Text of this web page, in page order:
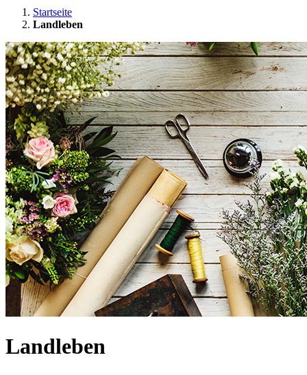
Startseite
Landleben
Landleben